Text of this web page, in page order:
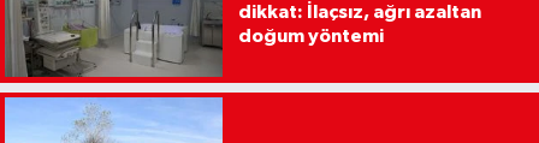
dikkat: İlaçsız, ağrı azaltan
doğum yöntemi